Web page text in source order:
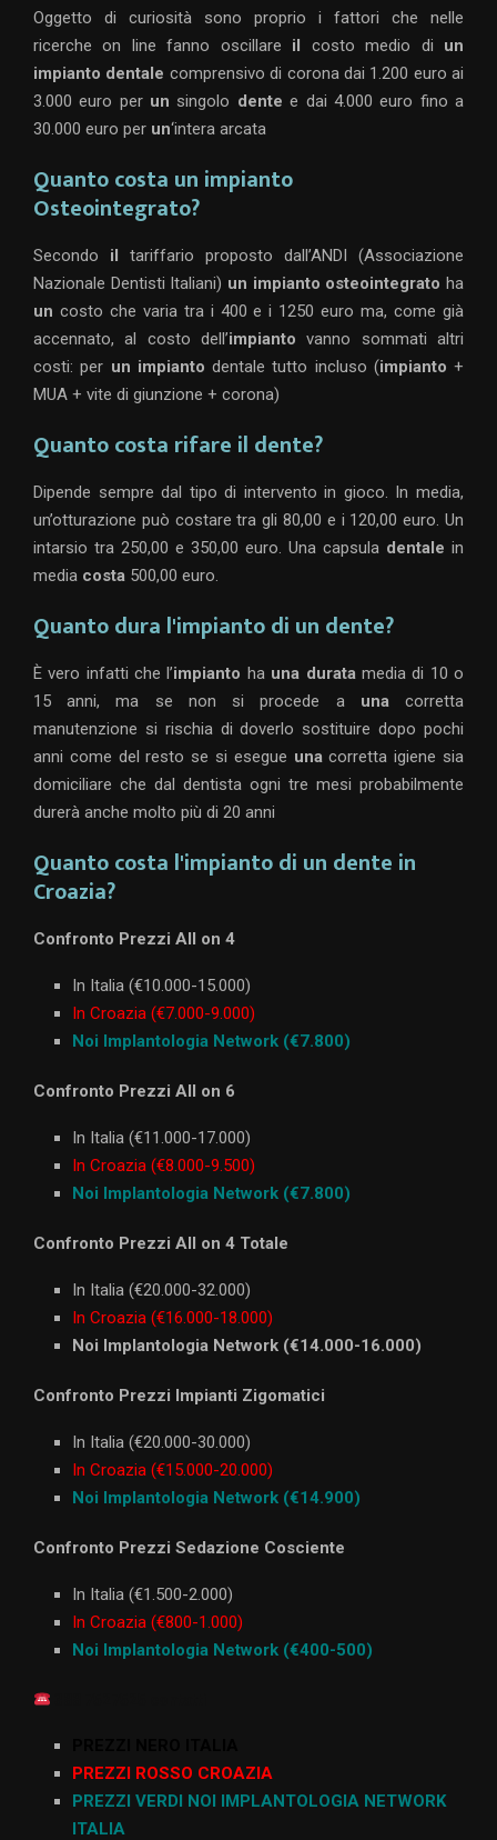
Oggetto di curiosità sono proprio i fattori che nelle
ricerche on line fanno oscillare il costo medio di un
impianto dentale comprensivo di corona dai 1.200 euro ai
3.000 euro per un singolo dente e dai 4.000 euro fino a
30.000 euro per un‘intera arcata
Quanto costa un impianto
Osteointegrato?
Secondo il tariffario proposto dall’ANDI (Associazione
Nazionale Dentisti Italiani) un impianto osteointegrato ha
un costo che varia tra i 400 e i 1250 euro ma, come già
accennato, al costo dell’impianto vanno sommati altri
costi: per un impianto dentale tutto incluso (impianto +
MUA + vite di giunzione + corona)
Quanto costa rifare il dente?
Dipende sempre dal tipo di intervento in gioco. In media,
un’otturazione può costare tra gli 80,00 e i 120,00 euro. Un
intarsio tra 250,00 e 350,00 euro. Una capsula dentale in
media costa 500,00 euro.
Quanto dura l'impianto di un dente?
È vero infatti che l’impianto ha una duratamedia di 10 o
15 anni, ma se non si procede a unacorretta
manutenzione si rischia di doverlo sostituire dopo pochi
anni come del resto se si esegue unacorretta igiene sia
domiciliare che dal dentista ogni tre mesi probabilmente
durerà anche molto più di 20 anni
Quanto costa l'impianto di un dente in
Croazia?
Confronto Prezzi All on 4
In Italia (€10.000-15.000)
In Croazia (€7.000-9.000)
Noi Implantologia Network (€7.800)
Confronto Prezzi All on 6
In Italia (€11.000-17.000)
In Croazia (€8.000-9.500)
Noi Implantologia Network (€7.800)
Confronto Prezzi All on 4 Totale
In Italia (€20.000-32.000)
In Croazia (€16.000-18.000)
Noi Implantologia Network (€14.000-16.000)
Confronto Prezzi Impianti Zigomatici
In Italia (€20.000-30.000)
In Croazia (€15.000-20.000)
Noi Implantologia Network (€14.900)
Confronto Prezzi Sedazione Cosciente
In Italia (€1.500-2.000)
In Croazia (€800-1.000)
Noi Implantologia Network (€400-500)
PREZZI ROSSO CROAZIA
PREZZI VERDI NOI IMPLANTOLOGIA NETWORK
ITALIA